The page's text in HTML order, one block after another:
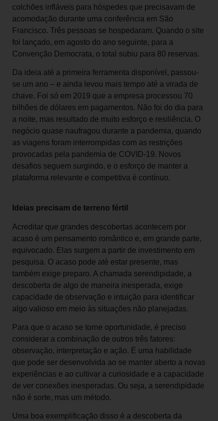
colchões infláveis para hóspedes que precisavam de
acomodação durante uma conferência em São
Francisco. Três pessoas se hospedaram. Quando o site
foi lançado, em agosto do ano seguinte, para a
Convenção Democrata, o total subiu para 80 reservas.
Da ideia até a primeira ferramenta disponível, passou-
se um ano – e ainda levou mais tempo até a virada de
chave. Foi só em 2019 que a empresa processou 70
bilhões de dólares em pagamentos. Não foi do dia para
a noite, mas resultado de muito esforço e resiliência. O
negócio quase naufragou durante a pandemia, quando
as viagens foram interrompidas com as restrições
provocadas pela pandemia de COVID-19. Novos
desafios seguem surgindo, e o esforço de manter a
plataforma relevante e competitiva é contínuo.
Ideias precisam de terreno fértil
Acreditar que grandes descobertas acontecem por
acaso é um pensamento romântico e, em grande parte,
equivocado. Elas surgem a partir de investimento em
pesquisa. O acaso pode até estar presente, mas
também exige preparo. A chamada serendipidade, a
descoberta de algo de maneira inesperada, exige
capacidade de observação e intuição para identificar
algo valioso em meio às situações não planejadas.
Para que o acaso se torne oportunidade, é preciso
considerar a combinação de outros três fatores:
observação, interpretação e ação. É uma habilidade
que pode ser desenvolvida ao se manter aberto a novas
experiências e ao cultivar a curiosidade e a capacidade
de ver conexões inesperadas. Ou seja, a serendipidade
não é sorte, mas um método.
Uma boa exemplificação disso é a descoberta da